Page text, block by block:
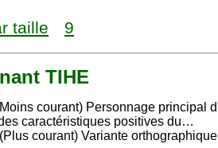
taille 9
TIHE
courant) Personnage principal
caractéristiques positives du…
courant) Variante